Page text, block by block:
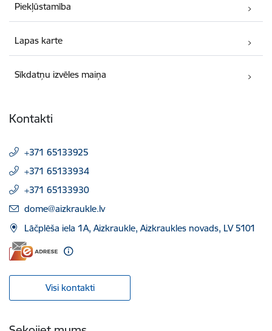
Piekļūstamība
Lapas karte
Sīkdatņu izvēles maiņa
Kontakti
+371 65133925
+371 65133934
+371 65133930
E-pasts:
dome@aizkraukle.lv
Lāčplēša iela 1A, Aizkraukle, Aizkraukles novads, LV 5101
Visi kontakti